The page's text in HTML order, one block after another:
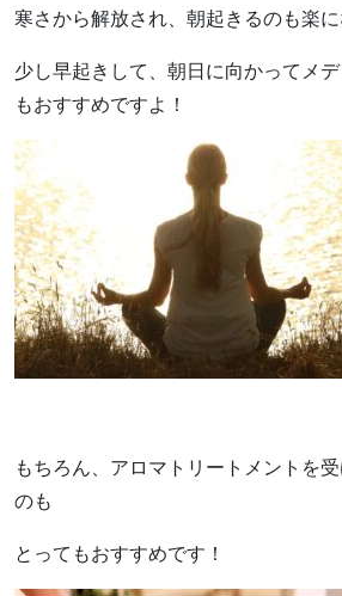
寒さから解放され、朝起きるのも楽に
少し早起きして、朝日に向かってメ
もおすすめですよ！
もちろん、アロマトリートメントを
のも
とってもおすすめです！